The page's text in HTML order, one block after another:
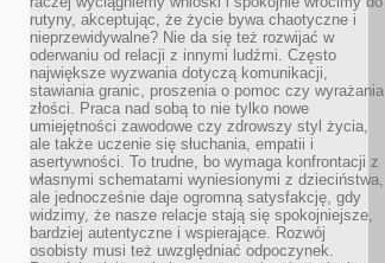
rutyny, akceptując, że życie bywa chaotyczne i
nieprzewidywalne? Nie da się też rozwijać w
oderwaniu od relacji z innymi ludźmi. Często
największe wyzwania dotyczą komunikacji,
stawiania granic, proszenia o pomoc czy wyrażania
złości. Praca nad sobą to nie tylko nowe
umiejętności zawodowe czy zdrowszy styl życia,
ale także uczenie się słuchania, empatii i
asertywności. To trudne, bo wymaga konfrontacji z
własnymi schematami wyniesionymi z dzieciństwa,
ale jednocześnie daje ogromną satysfakcję, gdy
widzimy, że nasze relacje stają się spokojniejsze,
bardziej autentyczne i wspierające. Rozwój
osobisty musi też uwzględniać odpoczynek.